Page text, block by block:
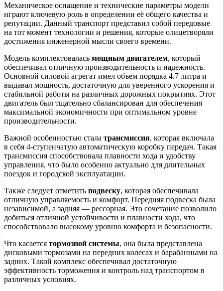
Механическое оснащение и технические параметры модели
играют ключевую роль в определении её общего качества и
репутации. Данный транспорт представил собой передовые
на тот момент технологии и решения, которые олицетворяли
достижения инженерной мысли своего времени.
Модель комплектовалась мощным двигателем, который
обеспечивал отличную производительность и надежность.
Основной силовой агрегат имел объем порядка 4.7 литра и
выдавал мощность, достаточную для уверенного ускорения и
стабильной работы на различных дорожных покрытиях. Этот
двигатель был тщательно сбалансирован для обеспечения
максимальной экономичности при оптимальном уровне
производительности.
Важной особенностью стала трансмиссия, которая включала
в себя 4-ступенчатую автоматическую коробку передач. Такая
трансмиссия способствовала плавности хода и удобству
управления, что было особенно актуально для длительных
поездок и городской эксплуатации.
Также следует отметить подвеску, которая обеспечивала
отличную управляемость и комфорт. Передняя подвеска была
независимой, а задняя — рессорная. Это сочетание позволило
добиться отличной устойчивости и плавности хода, что
способствовало высокому уровню комфорта и безопасности.
Что касается тормозной системы, она была представлена
дисковыми тормозами на передних колесах и барабанными на
задних. Такой комплекс обеспечивал достаточную
эффективность торможения и контроль над транспортом в
различных условиях.